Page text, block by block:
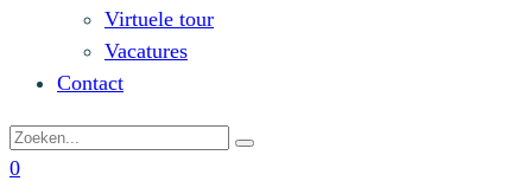
Virtuele tour
Vacatures
Contact
0